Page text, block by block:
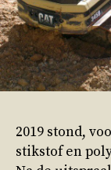
2019 stond,
stikstof en